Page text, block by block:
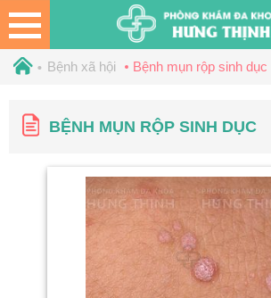
Bệnh xã hội Bệnh mụn rộp sinh dục
BỆNH MỤN RỘP SINH DỤC